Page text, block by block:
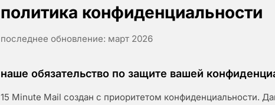
политика конфиденциальности
последнее обновление: март 2026
наше обязательство по защите вашей
15 Minute Mail создан с приоритетом конфиденциальности.